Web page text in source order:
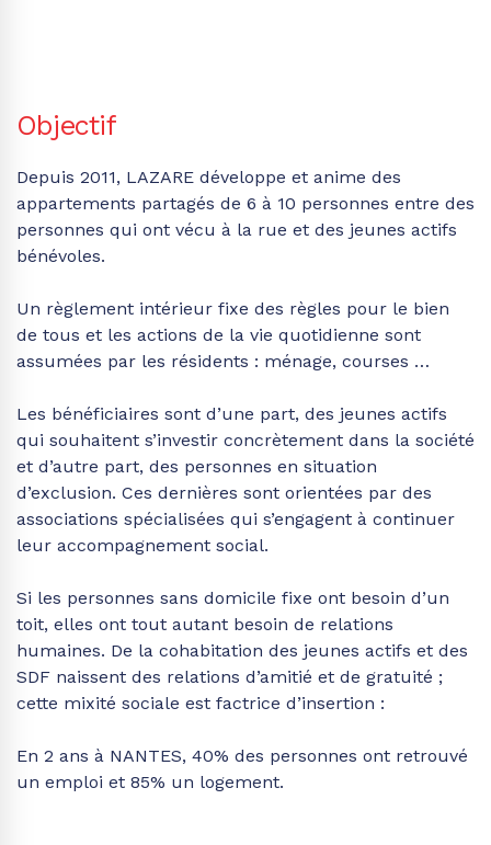
Objectif
Depuis 2011, LAZARE développe et anime des
appartements partagés de 6 à 10 personnes entre des
personnes qui ont vécu à la rue et des jeunes actifs
bénévoles.
Un règlement intérieur fixe des règles pour le bien
de tous et les actions de la vie quotidienne sont
assumées par les résidents : ménage, courses …
Les bénéficiaires sont d’une part, des jeunes actifs
qui souhaitent s’investir concrètement dans la société
et d’autre part, des personnes en situation
d’exclusion. Ces dernières sont orientées par des
associations spécialisées qui s’engagent à continuer
leur accompagnement social.
Si les personnes sans domicile fixe ont besoin d’un
toit, elles ont tout autant besoin de relations
humaines. De la cohabitation des jeunes actifs et des
SDF naissent des relations d’amitié et de gratuité ;
cette mixité sociale est factrice d’insertion :
En 2 ans à NANTES, 40% des personnes ont retrouvé
un emploi et 85% un logement.